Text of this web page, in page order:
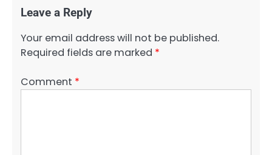
Leave a Reply
Your email address will not be published.
Required fields are marked *
Comment *